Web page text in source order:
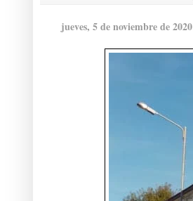
jueves, 5 de noviembre de 2020